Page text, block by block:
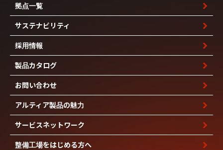
拠点一覧
サステナビリティ
採用情報
製品カタログ
お問い合わせ
アルティア製品の魅力
サービスネットワーク
整備工場をはじめる方へ